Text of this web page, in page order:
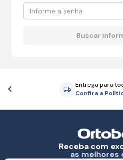
Entrega para
Confira a
Anterior
Receba com
as melhores